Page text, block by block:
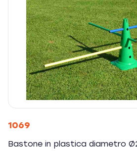
1069
Bastone in plastica diametro